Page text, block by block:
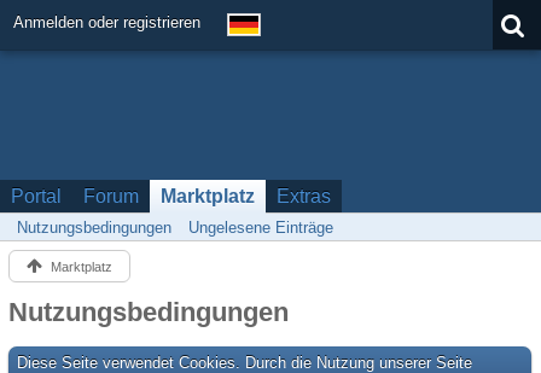
Anmelden oder registrieren
Portal Forum Marktplatz Extras
Nutzungsbedingungen Ungelesene Einträge
Marktplatz
Nutzungsbedingungen
Diese Seite verwendet Cookies. Durch die Nutzung unserer Seite